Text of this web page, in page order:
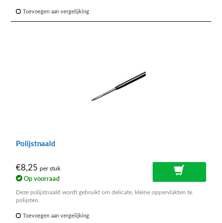
Toevoegen aan vergelijking
Polijstnaald
€8,25 per stuk
Op voorraad
Deze polijstnaald wordt gebruikt om delicate, kleine oppervlakten te
polijsten.
Toevoegen aan vergelijking